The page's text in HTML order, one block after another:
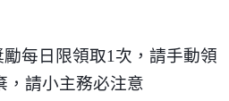
每日限領取1次，請手動領
，請小主務必注意